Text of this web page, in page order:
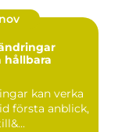
hållbara
kan verka
första anblick,